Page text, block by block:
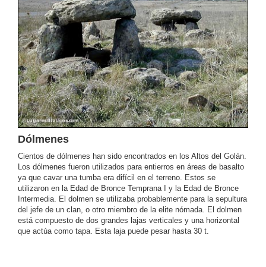
Dólmenes
Cientos de dólmenes han sido encontrados en los Altos del Golán.
Los dólmenes fueron utilizados para entierros en áreas de basalto
ya que cavar una tumba era difícil en el terreno. Estos se
utilizaron en la Edad de Bronce Temprana I y la Edad de Bronce
Intermedia. El dolmen se utilizaba probablemente para la sepultura
del jefe de un clan, o otro miembro de la elite nómada. El dolmen
está compuesto de dos grandes lajas verticales y una horizontal
que actúa como tapa. Esta laja puede pesar hasta 30 t.